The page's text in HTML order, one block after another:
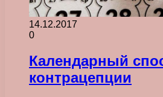
14.12.2017
0
Календарный
контрацепции